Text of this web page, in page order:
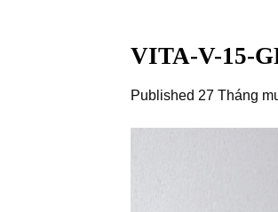
VITA-V-15-
Published 27 Tháng